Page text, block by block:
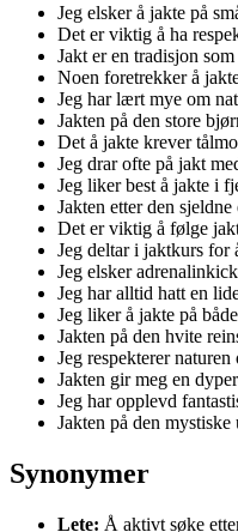
Jeg elsker å jakte på
Det er viktig å ha
Jakt er en tradisjon
Noen foretrekker å
Jeg har lært mye om
Jakten på den store
Det å jakte krever
Jeg drar ofte på jakt
Jeg liker best å jakte i
Jakten etter den
Det er viktig å følge
Jeg deltar i jaktkurs for
Jeg elsker
Jeg har alltid hatt en
Jeg liker å jakte på
Jakten på den hvite
Jeg respekterer
Jakten gir meg en
Jeg har opplevd
Jakten på den
Synonymer
Lete: Å aktivt søke